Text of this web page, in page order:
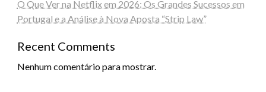
O Que Ver na Netflix em 2026: Os Grandes Sucessos em
Portugal e a Análise à Nova Aposta “Strip Law”
Recent Comments
Nenhum comentário para mostrar.